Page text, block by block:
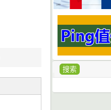
搜索